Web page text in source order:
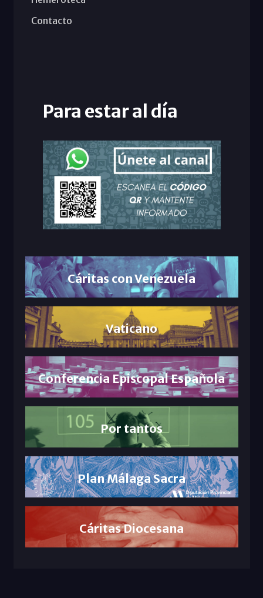
Contacto
Para estar al día
Cáritas con Venezuela
Vaticano
Conferencia Episcopal Española
Por tantos
Plan Málaga Sacra
Cáritas Diocesana